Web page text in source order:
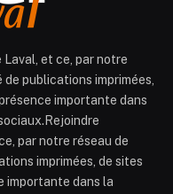
Laval, et ce, par notre
publications imprimées,
importante dans
par notre réseau de
imprimées, de sites
importante dans la